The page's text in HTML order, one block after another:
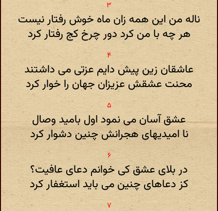
ناله من این همه زان ماه خوش رفتار نیست
هر چه با من کرد دور چرخ کج رفتار کرد
عاشقان زین پیش دایم عزتی می داشتند
محنت عشقش عزیزان جهان را خوار کرد
عشق آسان می نمود اول بامید وصال
نا امیدیهای هجرانش چنین دشوار کرد
در بلای عشق کی خوانم دعای عافیت؟
کز دعاهای چنین می باید استغفار کرد